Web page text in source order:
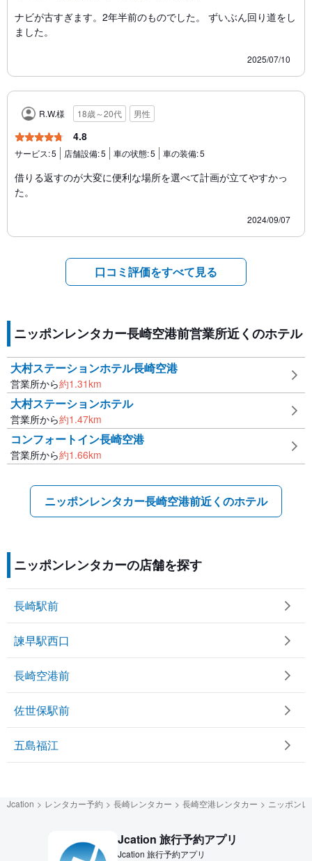
ナビが古すぎます。2年半前のものでした。 ずいぶん回り道をし
ました。
2025/07/10
R.W.様 18歳～20代 男性
4.8
サービス:5 店舗設備:5 車の状態:5 車の装備:5
借りる返すのが大変に便利な場所を選べて計画が立てやすかっ
た。
2024/09/07
口コミ評価をすべて見る
ニッポンレンタカー長崎空港前営業所近くのホテル
大村ステーションホテル長崎空港
営業所から約1.31km
大村ステーションホテル
営業所から約1.47km
コンフォートイン長崎空港
営業所から約1.66km
ニッポンレンタカー長崎空港前近くのホテル
ニッポンレンタカーの店舗を探す
長崎駅前
諫早駅西口
長崎空港前
佐世保駅前
五島福江
Jcation レンタカー予約 長崎レンタカー 長崎空港レンタカー ニッポン
Jcation 旅行予約アプリ
Jcation 旅行予約アプリ